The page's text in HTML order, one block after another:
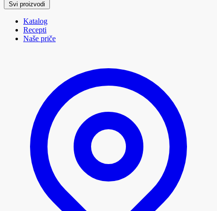
Svi proizvodi
Katalog
Recepti
Naše priče